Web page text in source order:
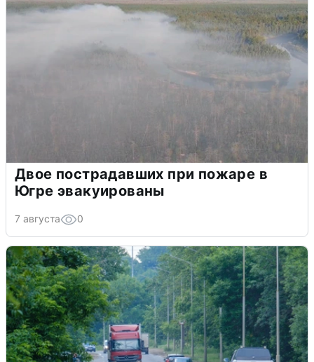
Двое пострадавших при пожаре в
Югре эвакуированы
7 августа 0